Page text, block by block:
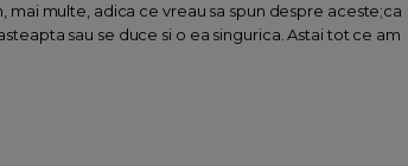
multe, adica ce vreau sa spun despre aceste;ca
sau se duce si o ea singurica. Astai tot ce am